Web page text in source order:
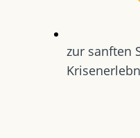
zur sanften